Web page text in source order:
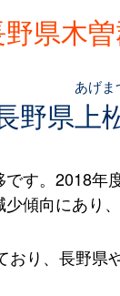
県木
野県上
あげま
です。2018
傾向にあり
り、長野県